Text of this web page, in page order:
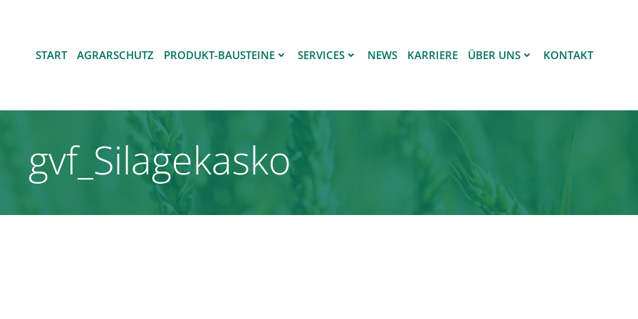
START AGRARSCHUTZ PRODUKT-BAUSTEINE SERVICES NEWS KARRIERE ÜBER UNS KONTAKT
gvf_Silagekasko